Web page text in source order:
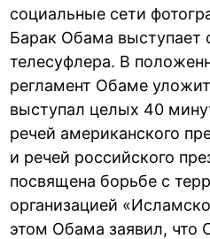
социальные сети
Барак Обама
телесуфлера. В
регламент Обаме
выступал целых 40
речей американского
и речей российского
посвящена борьбе с
организацией
этом Обама заявил, что